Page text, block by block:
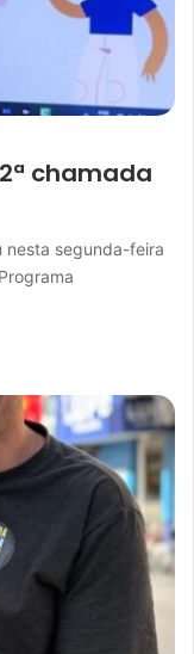
chamada
nesta segunda-feira